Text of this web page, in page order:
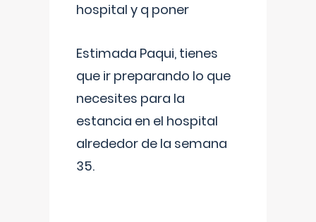
hospital y q poner
Estimada Paqui, tienes
que ir preparando lo que
necesites para la
estancia en el hospital
alrededor de la semana
35.